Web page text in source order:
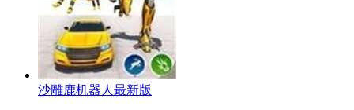
沙雕鹿机器人最新版